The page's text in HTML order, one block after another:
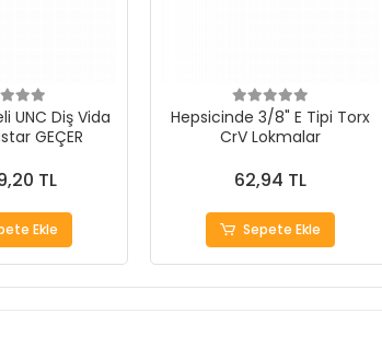
UNC Diş Vida
GEÇER
TL
Ekle
Hepsicinde 3/8" E Tipi Torx
CrV Lokmalar
62,94 TL
Sepete Ekle